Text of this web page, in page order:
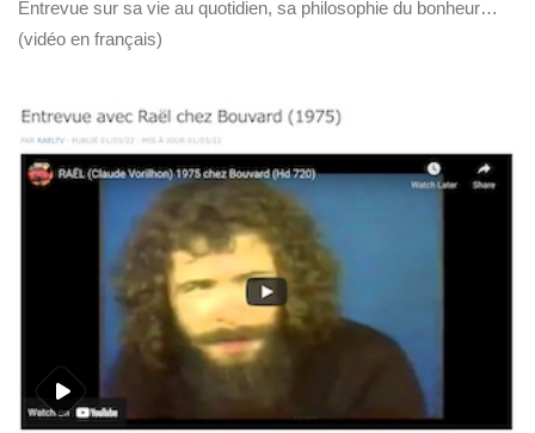
Entrevue sur sa vie au quotidien, sa philosophie du bonheur…
(vidéo en français)